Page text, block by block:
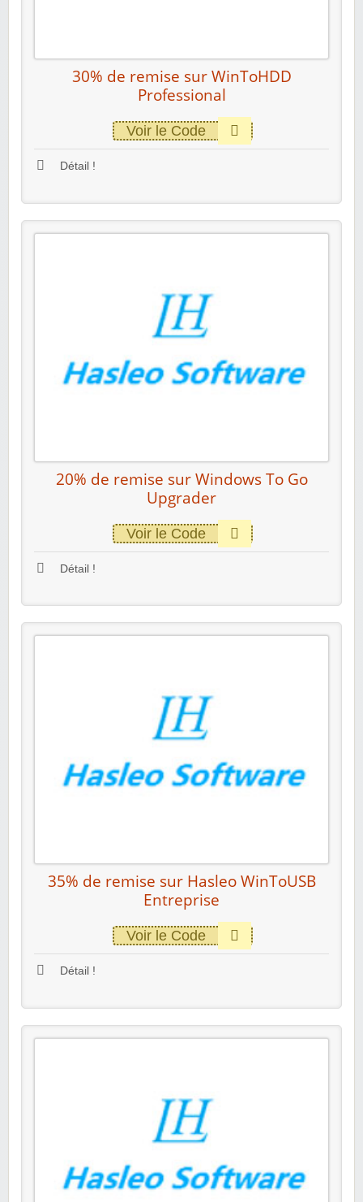
30% de remise sur WinToHDD
Professional
Voir le Code
Détail !
20% de remise sur Windows To Go
Upgrader
Voir le Code
Détail !
35% de remise sur Hasleo WinToUSB
Entreprise
Voir le Code
Détail !